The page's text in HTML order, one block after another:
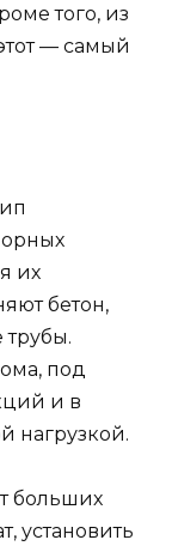
того, из
— самый
их
бетон,
под
и в
нагрузкой.
больших
установить